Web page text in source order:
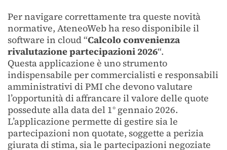
Per navigare correttamente tra queste novità
normative, AteneoWeb ha reso disponibile il
software in cloud “Calcolo convenienza
rivalutazione partecipazioni 2026“.
Questa applicazione è uno strumento
indispensabile per commercialisti e responsabili
amministrativi di PMI che devono valutare
l’opportunità di affrancare il valore delle quote
possedute alla data del 1° gennaio 2026.
L’applicazione permette di gestire sia le
partecipazioni non quotate, soggette a perizia
giurata di stima, sia le partecipazioni negoziate